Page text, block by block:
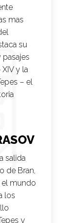
mas
su
pasajes
y la
– el
salida
de Bran,
el mundo
los
y